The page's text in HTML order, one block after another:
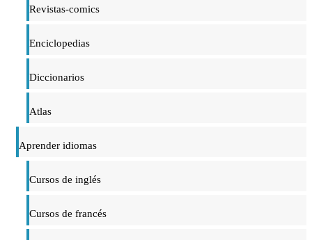
Revistas-comics
Enciclopedias
Diccionarios
Atlas
Aprender idiomas
Cursos de inglés
Cursos de francés